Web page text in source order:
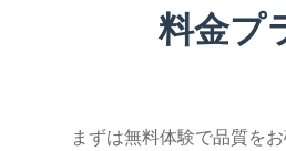
料金プ
まずは無料体験で品質をお